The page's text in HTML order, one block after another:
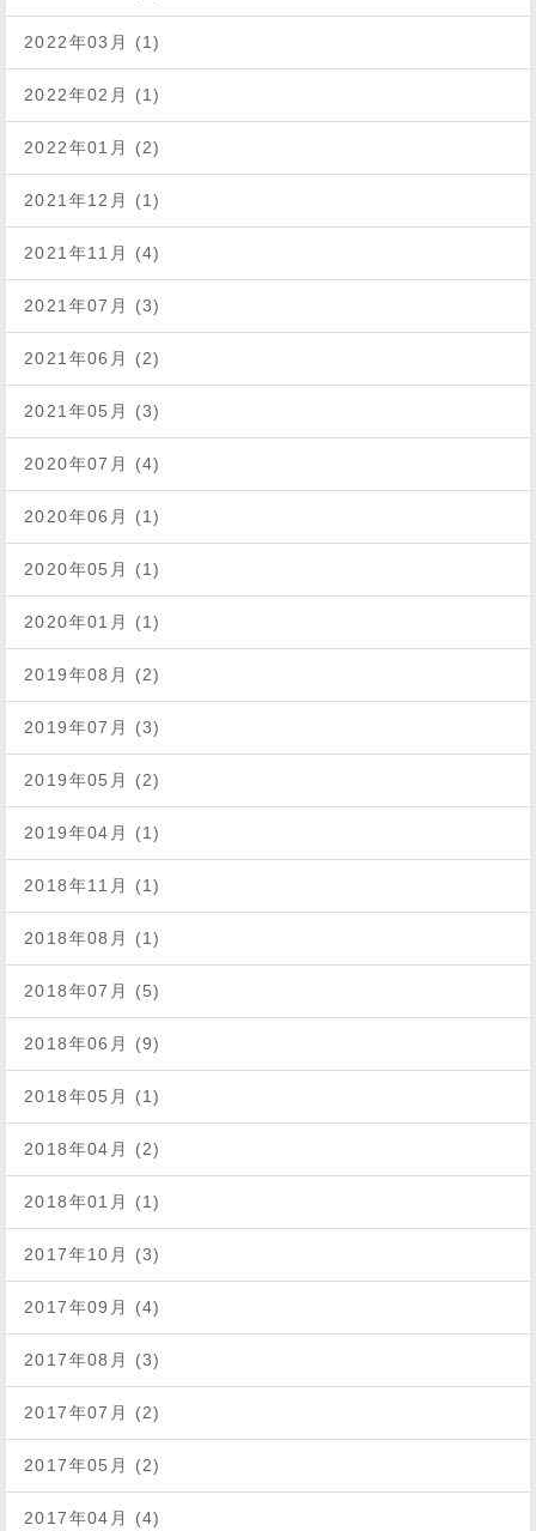
2022年03月 (1)
2022年02月 (1)
2022年01月 (2)
2021年12月 (1)
2021年11月 (4)
2021年07月 (3)
2021年06月 (2)
2021年05月 (3)
2020年07月 (4)
2020年06月 (1)
2020年05月 (1)
2020年01月 (1)
2019年08月 (2)
2019年07月 (3)
2019年05月 (2)
2019年04月 (1)
2018年11月 (1)
2018年08月 (1)
2018年07月 (5)
2018年06月 (9)
2018年05月 (1)
2018年04月 (2)
2018年01月 (1)
2017年10月 (3)
2017年09月 (4)
2017年08月 (3)
2017年07月 (2)
2017年05月 (2)
2017年04月 (4)